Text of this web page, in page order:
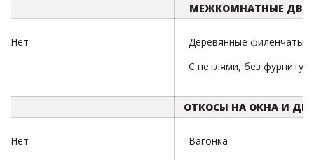
МЕЖКОМНАТНЫЕ
Нет
Деревянные филёнчатые.
С петлями, без
ОТКОСЫ НА ОКНА И
Нет Вагонка